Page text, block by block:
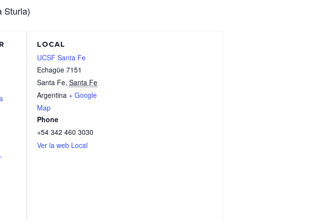
Sturla)
LOCAL
UCSF Santa Fe
Echagüe 7151
Santa Fe, Santa Fe
Argentina + Google
Map
Phone
+54 342 460 3030
Ver la web Local